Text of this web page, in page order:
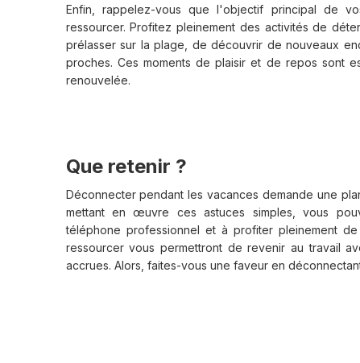
Enfin, rappelez-vous que l'objectif principal de
ressourcer. Profitez pleinement des activités de
prélasser sur la plage, de découvrir de nouveaux
proches. Ces moments de plaisir et de repos sont
renouvelée.
Que retenir ?
Déconnecter pendant les vacances demande une
mettant en œuvre ces astuces simples, vous
téléphone professionnel et à profiter pleinement
ressourcer vous permettront de revenir au travail
accrues. Alors, faites-vous une faveur en